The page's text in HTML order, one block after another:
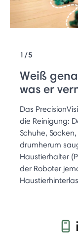
1/5
Weiß
was er
Das
die Reinigung:
Schuhe,
drumherum
Haustierhalter
der Roboter